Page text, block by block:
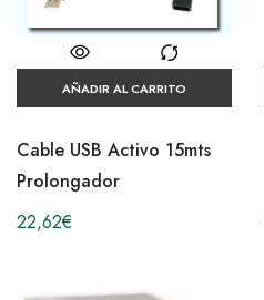
AÑADIR AL CARRITO
Cable USB Activo 15mts
Prolongador
22,62€